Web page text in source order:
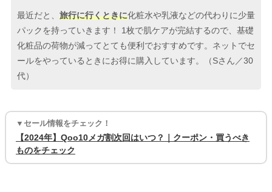
最近だと、 旅行に行くときに化粧水や乳液などの代わりに少量
パックを持っていきます！ 1枚で肌ケアが完結するので、基礎
化粧品の荷物が減ってとても便利でおすすめです。ネットでセ
ールをやっているときにお得に購入しています。（Sさん／30
代）
▼セール情報をチェック！
【2024年】Qoo10メガ割次回はいつ？｜クーポン・買うべき
ものをチェック